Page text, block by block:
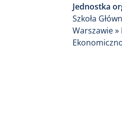
Jednostka
Szkoła
Warszawie »